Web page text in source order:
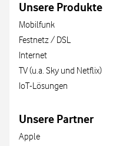
Unsere Produkte
Mobilfunk
Festnetz / DSL
Internet
TV (u.a. Sky und Netflix)
IoT-Lösungen
Unsere Partner
Apple